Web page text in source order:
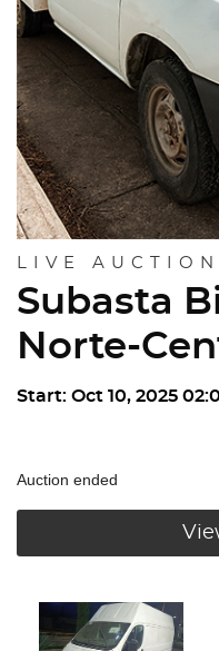
LIVE AUCTION
Subasta
Norte-
Start: Oct 10, 2025
Auction ended